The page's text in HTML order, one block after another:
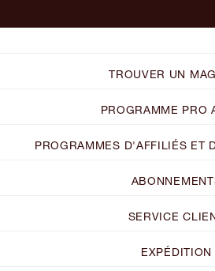
TROUVER UN
PROGRAMME PRO
PROGRAMMES D'AFFILIÉS ET
SERVICE
EXPÉDITION